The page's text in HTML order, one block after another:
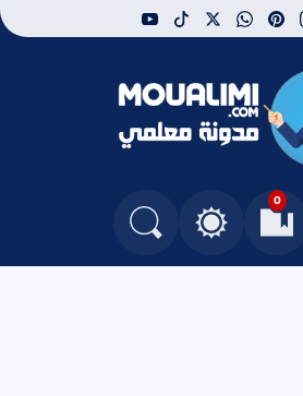
pinterest
whatsapp
x
tiktok
youtube
مدونة معلمي
0
العلامات المرجعيةالتغيير بين الوضع النهاري والداكن
البحث في المدونة